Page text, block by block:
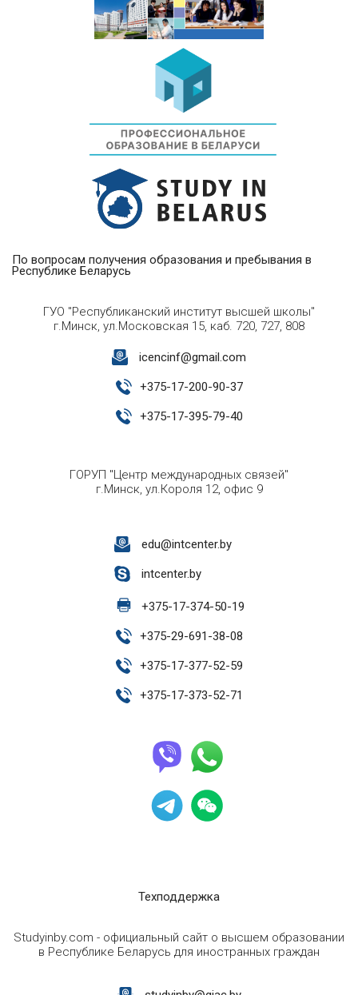
По вопросам получения образования и пребывания в
Республике Беларусь
ГУО "Республиканский институт высшей школы"
г.Минск, ул.Московская 15, каб. 720, 727, 808
icencinf@gmail.com
+375-17-200-90-37
+375-17-395-79-40
ГОРУП "Центр международных связей"
г.Минск, ул.Короля 12, офис 9
edu@intcenter.by
intcenter.by
+375-17-374-50-19
+375-29-691-38-08
+375-17-377-52-59
+375-17-373-52-71
Техподдержка
Studyinby.com - официальный сайт о высшем образовании
в Республике Беларусь для иностранных граждан